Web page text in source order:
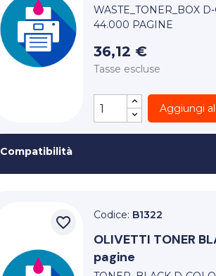
WASTE_TONER_BOX
44.000 PAGINE
36,12 €
Tasse escluse
Aggiungi
Compatibilità
favorite_border Codice: B1322
OLIVETTI TONER
pagine